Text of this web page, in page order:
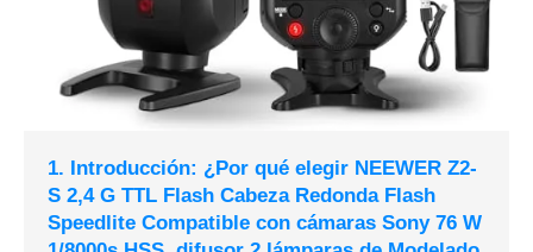
1. Introducción: ¿Por qué elegir NEEWER Z2-
S 2,4 G TTL Flash Cabeza Redonda Flash
Speedlite Compatible con cámaras Sony 76 W